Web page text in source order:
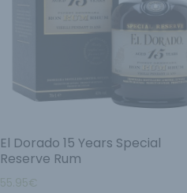
El Dorado 15 Years Special
Reserve Rum
55.95€